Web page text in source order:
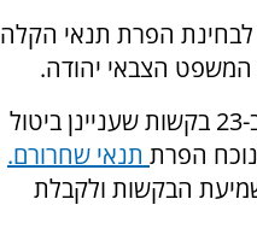
לבחינת הפרת תנאי הקלה
המשפט הצבאי יהודה.
ועדה זו התכנסה לדיון מקדמי ב-23 בקשות שעניינן ביטול
הפרת תנאי שחרורם.
הבקשות ולקבלת